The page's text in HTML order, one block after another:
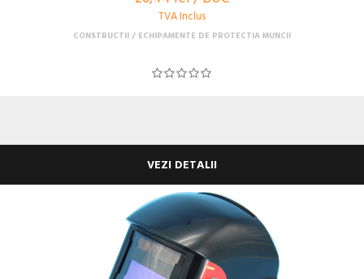
TVA Inclus
CONSTRUCTII ECHIPAMENTE DE PROTECTIA MUNCII
VEZI DETALII